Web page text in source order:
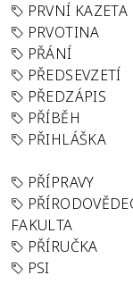
PRVNÍ KAZETA
PRVOTINA
PŘÁNÍ
PŘEDSEVZETÍ
PŘEDZÁPIS
PŘÍBĚH
PŘIHLÁŠKA
PŘÍPRAVY
FAKULTA
PŘÍRUČKA
PSI